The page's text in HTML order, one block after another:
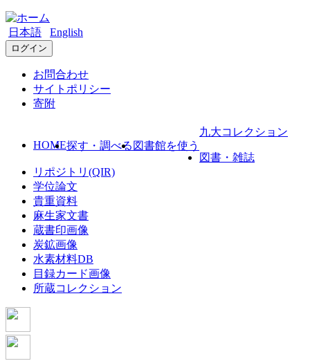
日本語 English
ログイン
お問合わせ
サイトポリシー
寄附
HOME探す・調べる 図書館を使う
九大コレクション
図書・雑誌
リポジトリ(QIR)
学位論文
貴重資料
麻生家文書
蔵書印画像
炭鉱画像
水素材料DB
目録カード画像
所蔵コレクション